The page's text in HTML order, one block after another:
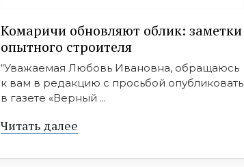
Комаричи обновляют облик: заметки
опытного строителя
“Уважаемая Любовь Ивановна, обращаюсь
к вам в редакцию с просьбой опубликовать
в газете «Верный ...
Читать далее